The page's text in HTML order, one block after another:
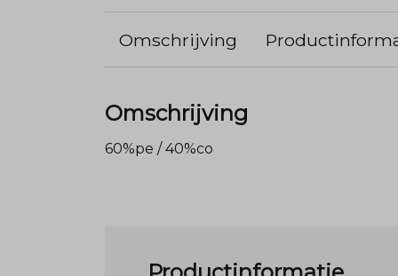
Omschrijving
Omschrijving
60%pe / 40%co